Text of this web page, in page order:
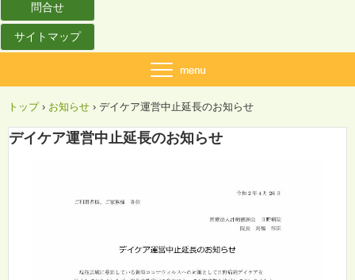
問合せ
サイトマップ
トップ › お知らせ › デイケア運営中止延長のお知らせ
デイケア運営中止延長のお知らせ